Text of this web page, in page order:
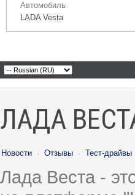
Автомобиль
LADA Vesta
ЛАДА
Новости · Отзывы · Тест-драйвы
Лада Веста -